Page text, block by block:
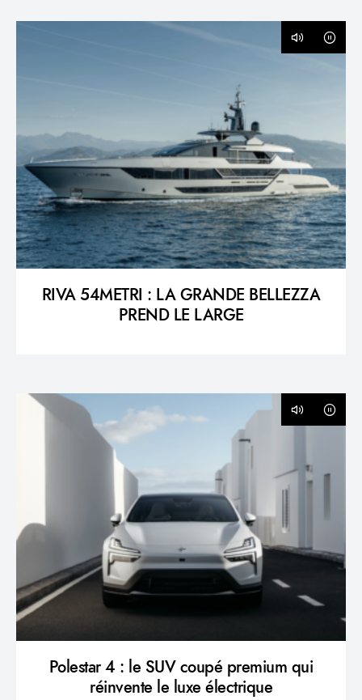
RIVA 54METRI : LA GRANDE BELLEZZA
PREND LE LARGE
Polestar 4 : le SUV coupé premium qui
réinvente le luxe électrique